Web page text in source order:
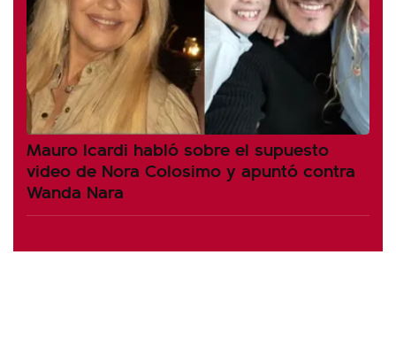
Mauro Icardi habló sobre el supuesto
video de Nora Colosimo y apuntó contra
Wanda Nara